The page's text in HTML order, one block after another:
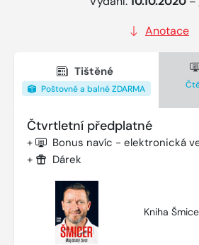
Anotace
Tištěné
Poštovné a balné ZDARMA
Čtvrtletní předplatné
+ Bonus navíc - elektronická
+ Dárek
Kniha